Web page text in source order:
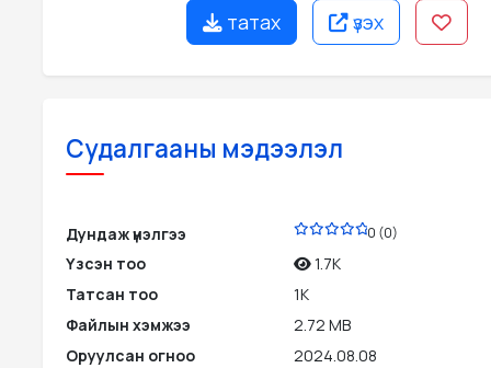
татах үзэх
Судалгааны мэдээлэл
Дундаж үнэлгээ 0 (0)
Үзсэн тоо
1.7K
Татсан тоо
1K
Файлын хэмжээ
2.72 MB
Оруулсан огноо
2024.08.08